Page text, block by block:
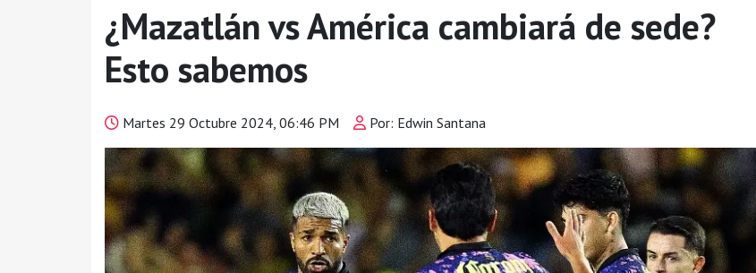
¿Mazatlán vs América cambiará de sede?
Esto sabemos
Martes 29 Octubre 2024, 06:46 PM Por: Edwin Santana